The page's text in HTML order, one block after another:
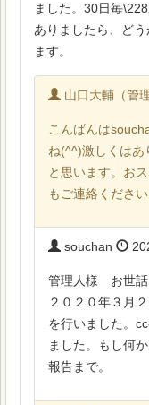
ました。30日毎
ありましたら、ど
ます。
山口大輔（管
こんばんは
ね(^^)激しくはあ
と思います。お
もご連絡くださ
souchan
管理人様 お世話
２０２０年３月
を行いました。
ました。もし何
報告まで。